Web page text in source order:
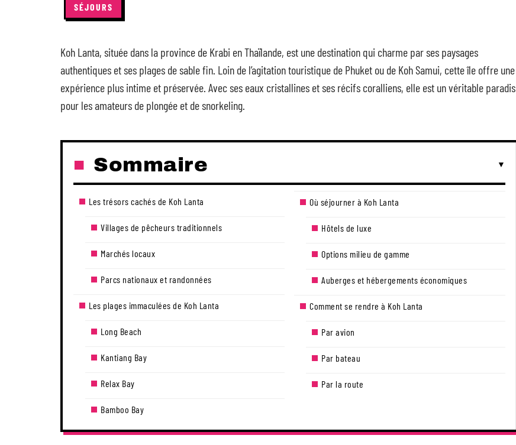
SÉJOURS
Koh Lanta, située dans la province de Krabi en Thaïlande, est une destination qui charme par ses paysages
authentiques et ses plages de sable fin. Loin de l’agitation touristique de Phuket ou de Koh Samui, cette île offre une
expérience plus intime et préservée. Avec ses eaux cristallines et ses récifs coralliens, elle est un véritable paradis
pour les amateurs de plongée et de snorkeling.
Sommaire
Les trésors cachés de Koh Lanta
Villages de pêcheurs traditionnels
Marchés locaux
Parcs nationaux et randonnées
Les plages immaculées de Koh Lanta
Long Beach
Kantiang Bay
Relax Bay
Bamboo Bay
Où séjourner à Koh Lanta
Hôtels de luxe
Options milieu de gamme
Auberges et hébergements économiques
Comment se rendre à Koh Lanta
Par avion
Par bateau
Par la route